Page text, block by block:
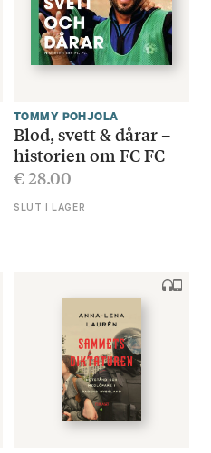
TOMMY POHJOLA
Blod, svett & dårar –
historien om FC FC
€28.00
SLUT I LAGER